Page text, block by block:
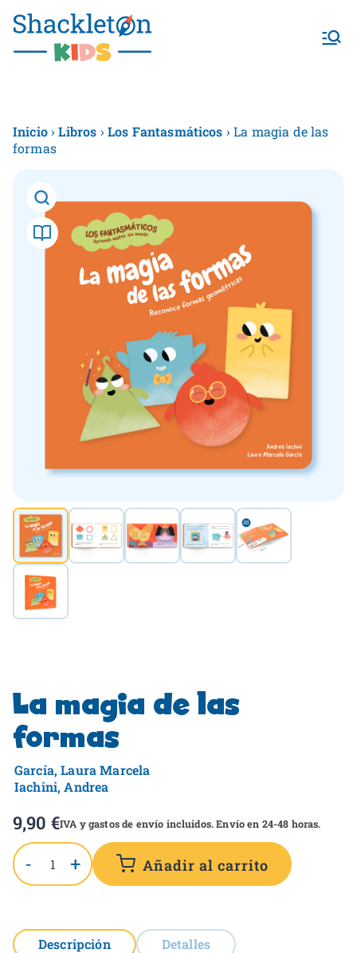
Shackletonk
Inicio›Libros › Los Fantasmáticos › La magia de las
formas
La magia de las
formas
García, Laura Marcela
Iachini, Andrea
Descripción Detalles
9,90 €IVA y gastos de envío incluidos. Envío en 24-48 horas.
- + Añadir al carrito